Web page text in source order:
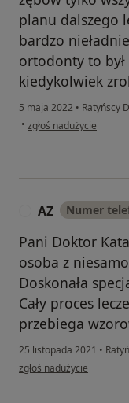
planu dalszego
bardzo
ortodonty to był
kiedykolwiek
5 maja 2022 • Ratyńscy
• w opinii użytkownika
zgłoś nadużycie
AZ Numer
Pani Doktor
osoba z
Doskonała
Cały proces
przebiega
25 listopada 2021 •
w opinii użytkownika AZ
zgłoś nadużycie